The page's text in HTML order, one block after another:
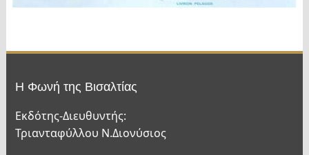
Η Φωνή της Βισαλτίας
Εκδότης-Διευθυντής:
Τριανταφύλλου Ν.Διονύσιος